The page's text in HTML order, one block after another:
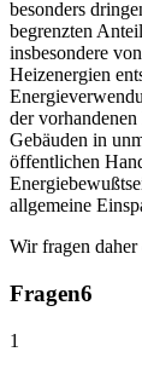
besonders
begrenzten
insbesondere
Heizenergien
der
Gebäuden in
öffentlichen
allgemeine
Wir fragen
Fragen6
1